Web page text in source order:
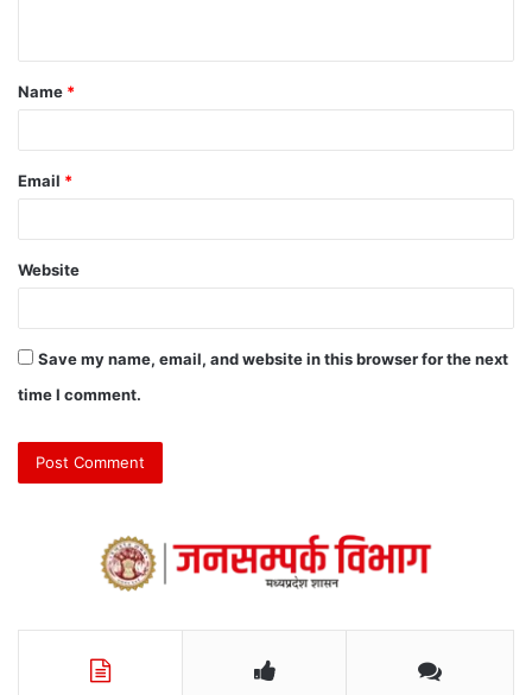
Name *
Email *
Website
Save my name, email, and website in this browser for the next
time I comment.